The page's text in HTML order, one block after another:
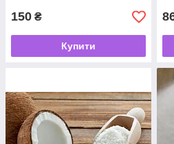
150 ₴
Купити